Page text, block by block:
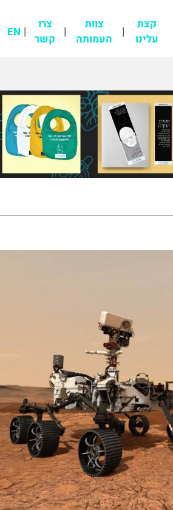
קצת
עלינו
צוות
העמותה
צרו
קשר
EN